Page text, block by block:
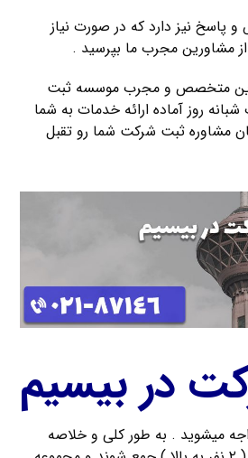
پاسخ نیز دارد که در صورت نیاز
از مشاورین مجرب ما بپرسید .
متخصص و مجرب موسسه ثبت
روز آماده ارائه خدمات به شما
مشاوره ثبت شرکت شما رو تقبل
در بیسیم
میشوید . به طور کلی و خلاصه